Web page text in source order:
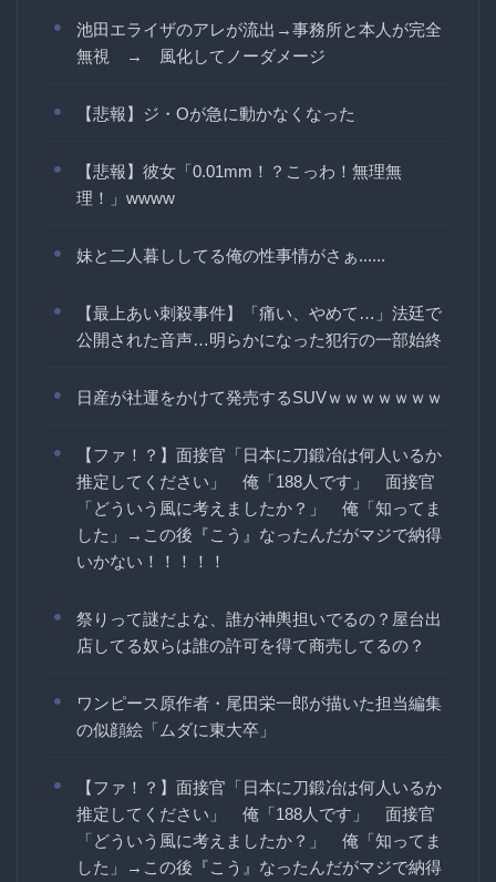
池田エライザのアレが流出→事務所と本人が完全
無視 → 風化してノーダメージ
【悲報】ジ・Oが急に動かなくなった
【悲報】彼女「0.01mm！？こっわ！無理無
理！」wwww
妹と二人暮ししてる俺の性事情がさぁ......
【最上あい刺殺事件】「痛い、やめて…」法廷で
公開された音声…明らかになった犯行の一部始終
日産が社運をかけて発売するSUVｗｗｗｗｗｗｗ
【ファ！？】面接官「日本に刀鍛冶は何人いるか
推定してください」 俺「188人です」 面接官
「どういう風に考えましたか？」 俺「知ってま
した」→この後『こう』なったんだがマジで納得
いかない！！！！！
祭りって謎だよな、誰が神輿担いでるの？屋台出
店してる奴らは誰の許可を得て商売してるの？
ワンピース原作者・尾田栄一郎が描いた担当編集
の似顔絵「ムダに東大卒」
【ファ！？】面接官「日本に刀鍛冶は何人いるか
推定してください」 俺「188人です」 面接官
「どういう風に考えましたか？」 俺「知ってま
した」→この後『こう』なったんだがマジで納得